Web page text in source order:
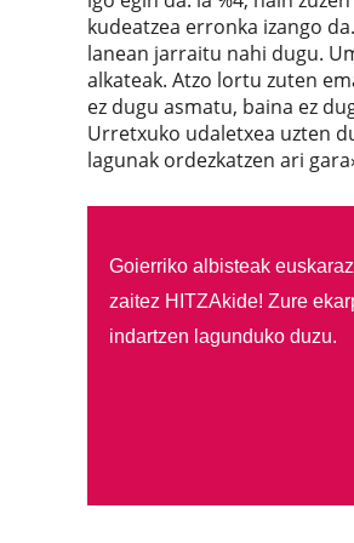
kudeatzea erronka izango
lanean jarraitu nahi dugu.
alkateak. Atzo lortu zuten
ez dugu asmatu, baina ez
Urretxuko udaletxea uzten
lagunak ordezkatzen ari
Goierriko albisteak
zaitez HITZAkide! Zure
indartzen lagunduko duzu.